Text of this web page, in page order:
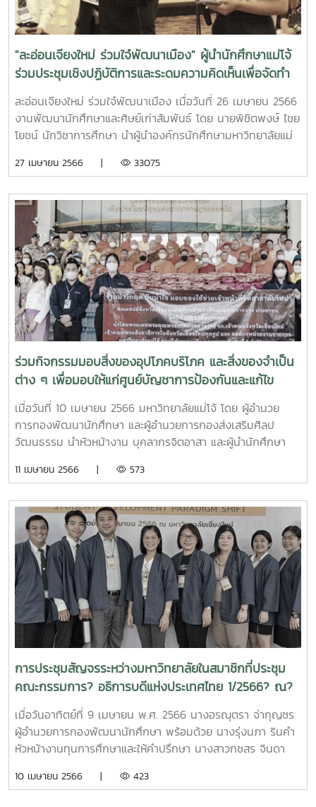
สิงหาคม 2566 ในภาคเช้านำผู้นำองค์การนักศึก ผู้นำสโมสร
นักศึกษาเข้าศึกษาดูงานด้านการพัฒนากิจกรรมนักศึกษา พร้อม
ด้วยบุคลากร ณ มหาวิทยาลัยบูรพา จ.ชลบุรี โอกาสนี้ได้รับ
เกียรติในการต้อนรับอย่างเป็นกันเองจาก ผู้ช่วยศาสตราจารย์
เอกวิทย์ โทปุรินทร์ รองอธิการบดีฝ่ายกิจการนิสิต นางสาวกนก
นาถ อินต๊ะบูรณ์ ผู้อำนวยการกองนิสิต พร้อมด้วยบุคลากรกอง
กิจการนิสิต และผู้นำองค์กรนักศึกษามหาวิทยาลัยบูรพาและใน
ภาคบ่ายได้นำคณะศึกษาดูงานเข้าดูงาน ณ ศูนย์อนุรักษ์พันธุ์เต่า
วิทยากรประจำศูนย์ให้เกียรติบรรยายให้ความรู้
"ละอ่อนเจียงใหม่ ร่วมใจ๋พัฒนาเมือง" ผู้นำนักศึกษาแม่โจ้
ร่วมประชุมเชิงปฏิบัติการและระดมความคิดเห็นเพื่อจัดทำ
เป้าหมายการพัฒนาจังหวัดเชียงใหม่
ละอ่อนเจียงใหม่ ร่วมใจ๋พัฒนาเมือง เมื่อวันที่ 26 เมษายน 2566
งานพัฒนานักศึกษาและศิษย์เก่าสัมพันธ์ โดย นายพิชิตพงษ์ ไชย
โยชน์ นักวิชาการศึกษา นำผู้นำองค์กรนักศึกษามหาวิทยาลัยแม่
ประชุมเชิงปฏิบัติการและระดมความคิดเห็นเพื่อจัดทำ เป้าหมาย
เชียงใหม่ และนักศึกษาในจังหวัดเชียงใหม่ ณ โรงแรมเซ็นทารา ริ
เวอร์ไซด์ เชียงใหม่ CR : ภาพ/ข่าว Facebook องค์การ
นักศึกษามหาวิทยาลัยแม่โจ้ Maejo University Student
Organization https://www.facebook.com/mjuso2017
27 เมษายน 2566 | 33075
ร่วมกิจกรรมมอบสิ่งของอุปโภคบริโภค และสิ่งของจำเป็น
ต่าง ๆ เพื่อมอบให้แก่ศูนย์บัญชาการป้องกันและแก้ไข
ปัญหาไฟป่า หมอกควัน และฝุ่นละอองขนาดเล็ก (PM2.5)
จังหวัดเชียงใหม่
เมื่อวันที่ 10 เมษายน 2566 มหาวิทยาลัยแม่โจ้ โดย ผู้อำนวย
การกองพัฒนานักศึกษา และผู้อำนวยการกองส่งเสริมศิลป
วัฒนธรรม นำหัวหน้างาน บุคลากรจิตอาสา และผู้นำนักศึกษา
การขนสิ่งของอุปโภคบริโภค และสิ่งของจำเป็นต่าง ๆ เพื่อมอบให้
ฝุ่นละอองขนาดเล็ก (PM2.5) จังหวัดเชียงใหม่ ซึ่ง คณะสงฆ์
จังหวัดเชียงใหม่ พร้อมด้วยภาคีหน่วยงานราชการ ประชาชน
มูลนิธิ 1016 เพื่อการกุศล นำโดยพระเทพมังคลาจารย์ รักษาการ
เจ้าคณะจังหวัดเชียงใหม่ เจ้าคณะพระสังฆาธิการในจังหวัด
เชียงใหม่ทุกรูป และองค์กรหน่วยงานราชการ มหาวิทยาลัยแม่โจ้
สถานีตำรวจภูธรแม่ริม กองพลรบพิเศษที่ 5 (ค่ายขุนเณร) และ
องค์กรต่าง ๆ ได้ร่วมกันมอบข้าวสารอาหารแห้ง น้ำดื่ม หน้ากาก
อนามัย เครื่องดื่มเกลือแร่ สิ่งของจำเป็นต่าง ๆ และเงินจำนวน
100,000 บาท เพื่อร่วมสนับสนุนการทำงานของกำลังพลและเจ้า
หน้าที่ โดยมี นายนิรัตน์ พงษ์สิทธิถาวร ผู้ว่าราชการจังหวัด
เชียงใหม่ เป็นผู้รับมอบ โดยสิ่งของและเงินที่ได้รับการสนับสนุน
ผู้ว่าราชการจังหวัดเชียงใหม่ ได้มอบหมายให้ที่ทำการปกครอง
จังหวัดเชียงใหม่ ดำเนินการบริหารจัดการและส่งมอบกระจายไป
ยังหน่วยปฏิบัติงานต่าง ๆ ในพื้นที่ 25 อำเภอ ทันทีเครดิตภาพ
ข่าว : กองส่งเสริมศิลปวัฒนธรรม มหาวิทยาลัยแม่โจ้ และ #ฝ่าย
11 เมษายน 2566 | 573
การประชุมสัญจรระหว่างมหาวิทยาลัยในสมาชิกที่ประชุม
คณะกรรมการ? อธิการบดีแห่งประเทศไทย 1/2566? ณ?
มหาวิทยาลัยเชียงใหม่
เมื่อวันอาทิตย์ที่ 9 เมษายน พ.ศ. 2566 นางอรณุตรา จ่ากุญชร
ผู้อำนวยการกองพัฒนานักศึกษา พร้อมด้วย นางรุ่งนภา รินคำ
หัวหน้างานทุนการศึกษาและให้คำปรึกษา นางสาวกชสร จินดา
นักศึกษา สภานักศึกษา เป็นตัวแทนมหาวิทยาลัยเข้าร่วมการ
10 เมษายน 2566 | 423